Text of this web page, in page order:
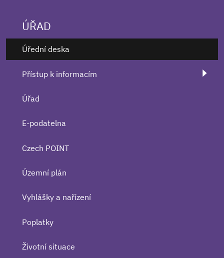
ÚŘAD
Úřední deska
Přístup k informacím
Úřad
E-podatelna
Czech POINT
Územní plán
Vyhlášky a nařízení
Poplatky
Životní situace